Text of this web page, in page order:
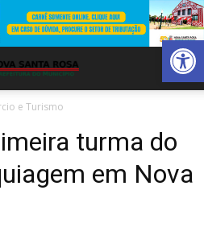
Abrir
e Turismo
turma do
em Nova